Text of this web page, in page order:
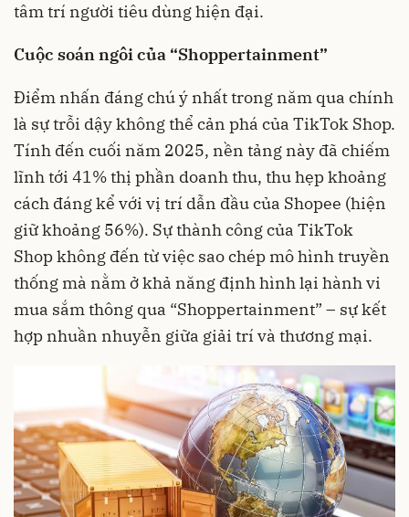
tâm trí người tiêu dùng hiện đại.
Cuộc soán ngôi của “Shoppertainment”
Điểm nhấn đáng chú ý nhất trong năm qua chính
là sự trỗi dậy không thể cản phá của TikTok Shop.
Tính đến cuối năm 2025, nền tảng này đã chiếm
lĩnh tới 41% thị phần doanh thu, thu hẹp khoảng
cách đáng kể với vị trí dẫn đầu của Shopee (hiện
giữ khoảng 56%). Sự thành công của TikTok
Shop không đến từ việc sao chép mô hình truyền
thống mà nằm ở khả năng định hình lại hành vi
mua sắm thông qua “Shoppertainment” – sự kết
hợp nhuần nhuyễn giữa giải trí và thương mại.